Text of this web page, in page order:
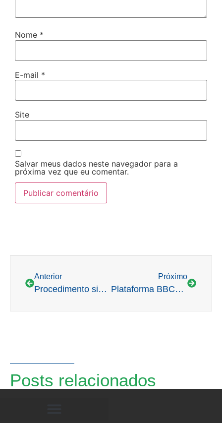
Nome *
E-mail *
Site
Salvar meus dados neste navegador para a
próxima vez que eu comentar.
Anterior
Procedimento simplificado para contratação de energia de reserva será realizado em 25/10
Próximo
Plataforma BBCE disponibiliza curva de preços futuros de energia
Posts relacionados